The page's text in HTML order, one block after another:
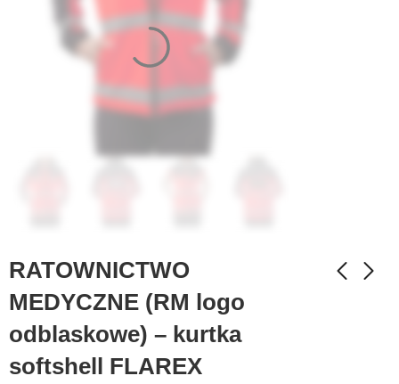
RATOWNICTWO
MEDYCZNE (RM logo
odblaskowe) – kurtka
softshell FLAREX